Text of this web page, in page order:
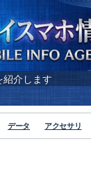
介します
データ アクセサリ